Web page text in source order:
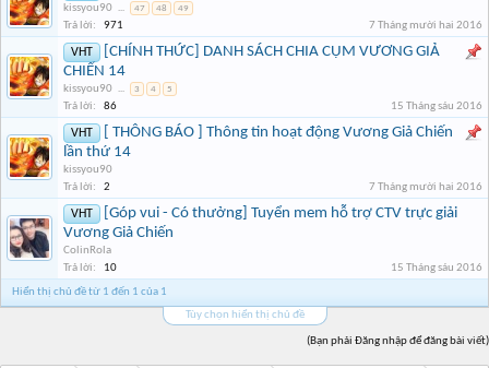
kissyou90 ... 47 48 49
Trả lời: 971 7 Tháng mười hai 2016
VHT
[CHÍNH THỨC] DANH SÁCH CHIA CỤM VƯƠNG GIẢ
CHIẾN 14
kissyou90 ... 3 4 5
Trả lời: 86 15 Tháng sáu 2016
VHT
[ THÔNG BÁO ] Thông tin hoạt động Vương Giả Chiến
lần thứ 14
kissyou90
Trả lời:
2 7 Tháng mười hai 2016
VHT
[Góp vui - Có thưởng] Tuyển mem hỗ trợ CTV trực giải
Vương Giả Chiến
ColinRola
Trả lời:
10
15 Tháng sáu 2016
Hiển thị chủ đề từ 1 đến 1 của 1
Tùy chọn hiển thị chủ đề
(Bạn phải Đăng nhập để đăng bài viết)